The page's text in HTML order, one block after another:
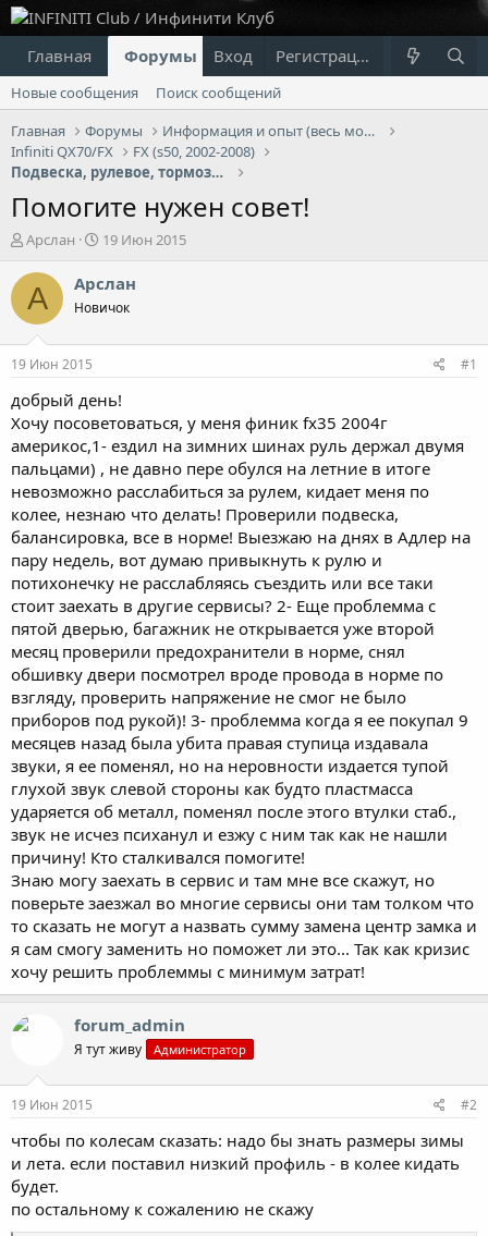
Главная Форумы Что нового?
Вход Регистрация
Новые сообщения
Поиск сообщений
Главная
Форумы
Информация и опыт (весь модельный ряд Infiniti)
Infiniti QX70/FX
FX (s50, 2002-2008)
Подвеска, рулевое, тормоза Infiniti FX
Помогите нужен совет!
А
т
о
р
е
м
ы
Арслан
Д
т
н
л
19 Июн 2015
А Арслан
Новичок
19 Июн 2015 #1
добрый день!
Хочу посоветоваться, у меня финик fx35 2004г
америкос,1- ездил на зимних шинах руль держал двумя
пальцами) , не давно пере обулся на летние в итоге
невозможно расслабиться за рулем, кидает меня по
колее, незнаю что делать! Проверили подвеска,
балансировка, все в норме! Выезжаю на днях в Адлер на
пару недель, вот думаю привыкнуть к рулю и
потихонечку не расслабляясь съездить или все таки
стоит заехать в другие сервисы? 2- Еще проблемма с
пятой дверью, багажник не открывается уже второй
месяц проверили предохранители в норме, снял
обшивку двери посмотрел вроде провода в норме по
взгляду, проверить напряжение не смог не было
приборов под рукой)! 3- проблемма когда я ее покупал 9
месяцев назад была убита правая ступица издавала
звуки, я ее поменял, но на неровности издается тупой
глухой звук слевой стороны как будто пластмасса
ударяется об металл, поменял после этого втулки стаб.,
звук не исчез психанул и езжу с ним так как не нашли
причину! Кто сталкивался помогите!
Знаю могу заехать в сервис и там мне все скажут, но
поверьте заезжал во многие сервисы они там толком что
то сказать не могут а назвать сумму замена центр замка и
я сам смогу заменить но поможет ли это... Так как кризис
хочу решить проблеммы с минимум затрат!
forum_admin
Я тут живу Администратор
19 Июн 2015 #2
чтобы по колесам сказать: надо бы знать размеры зимы
и лета. если поставил низкий профиль - в колее кидать
будет.
по остальному к сожалению не скажу